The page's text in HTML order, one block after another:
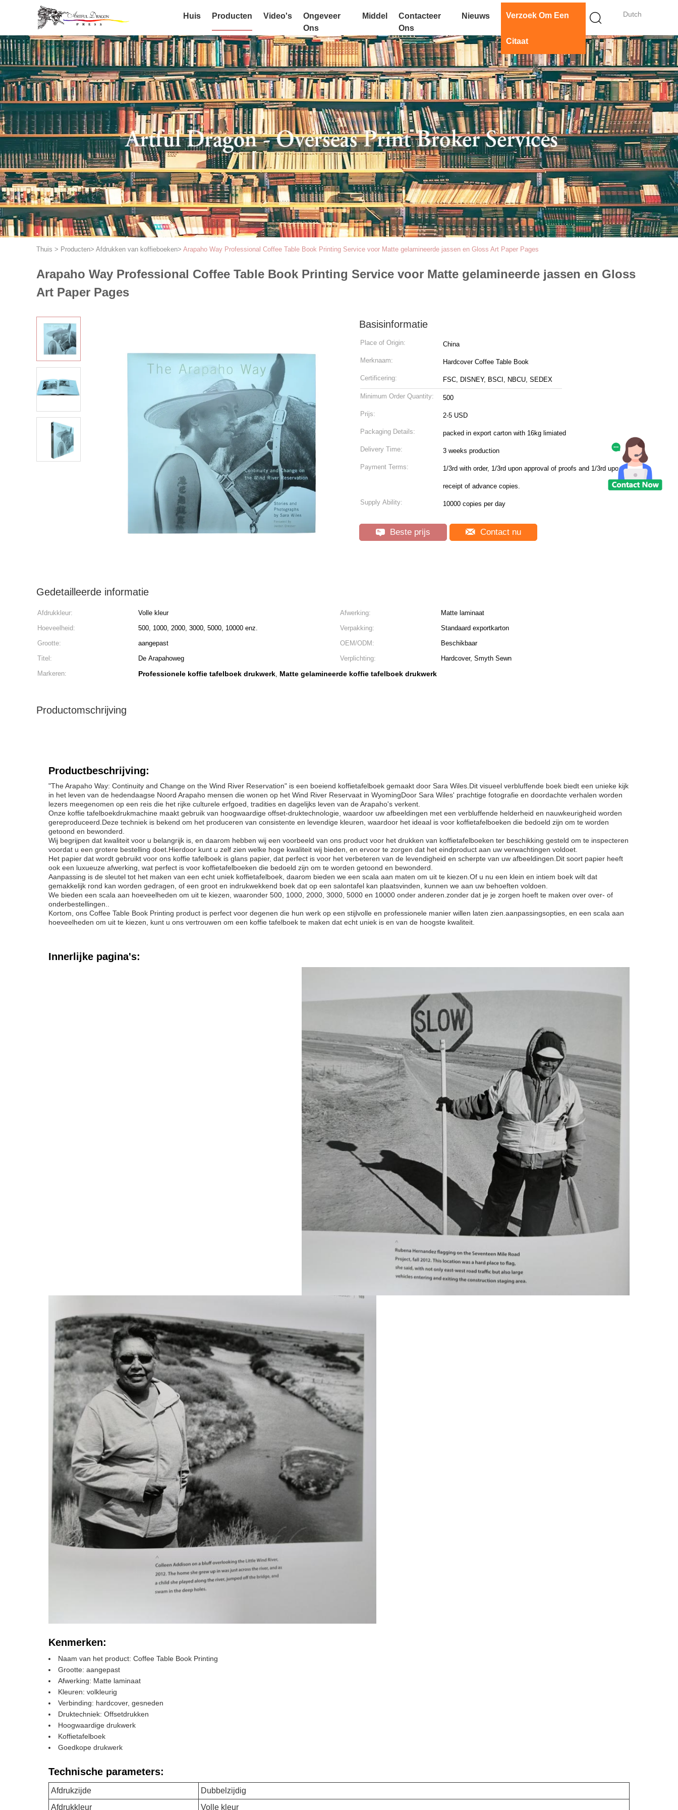
Dutch
Huis Producten Video's
Ongeveer
Ons
Middel
Contacteer
Ons
Nieuws Verzoek Om Een
Citaat
Thuis > Producten> Afdrukken van koffieboeken> Arapaho Way Professional Coffee Table Book Printing Service voor Matte gelamineerde jassen en Gloss Art Paper Pages
Arapaho Way Professional Coffee Table Book Printing Service voor Matte gelamineerde jassen en Gloss
Art Paper Pages
Basisinformatie
Place of Origin: China
Merknaam: Hardcover Coffee Table Book
Certificering: FSC, DISNEY, BSCI, NBCU, SEDEX
Minimum Order Quantity: 500
Prijs: 2-5 USD
Packaging Details: packed in export carton with 16kg limiated
Delivery Time: 3 weeks production
Payment Terms: 1/3rd with order, 1/3rd upon approval of proofs and 1/3rd upon
receipt of advance copies.
Supply Ability: 10000 copies per day
Beste prijs Contact nu
Gedetailleerde informatie
Afdrukkleur: Volle kleur Afwerking:
Matte laminaat
Hoeveelheid:
500, 1000, 2000, 3000, 5000, 10000 enz. Verpakking:
Standaard exportkarton
Grootte:
aangepast OEM/ODM:
Beschikbaar
Titel:
De Arapahoweg Verplichting:
Hardcover, Smyth Sewn
Markeren:
Professionele koffie tafelboek drukwerk, Matte gelamineerde koffie tafelboek drukwerk
Productomschrijving
Productbeschrijving:
"The Arapaho Way: Continuity and Change on the Wind River Reservation" is een boeiend koffietafelboek gemaakt door Sara Wiles.Dit visueel verbluffende boek biedt een unieke kijk
in het leven van de hedendaagse Noord Arapaho mensen die wonen op het Wind River Reservaat in WyomingDoor Sara Wiles' prachtige fotografie en doordachte verhalen worden
lezers meegenomen op een reis die het rijke culturele erfgoed, tradities en dagelijks leven van de Arapaho's verkent.
Onze koffie tafelboekdrukmachine maakt gebruik van hoogwaardige offset-druktechnologie, waardoor uw afbeeldingen met een verbluffende helderheid en nauwkeurigheid worden
gereproduceerd.Deze techniek is bekend om het produceren van consistente en levendige kleuren, waardoor het ideaal is voor koffietafelboeken die bedoeld zijn om te worden
getoond en bewonderd.
Wij begrijpen dat kwaliteit voor u belangrijk is, en daarom hebben wij een voorbeeld van ons product voor het drukken van koffietafelboeken ter beschikking gesteld om te inspecteren
voordat u een grotere bestelling doet.Hierdoor kunt u zelf zien welke hoge kwaliteit wij bieden, en ervoor te zorgen dat het eindproduct aan uw verwachtingen voldoet.
Het papier dat wordt gebruikt voor ons koffie tafelboek is glans papier, dat perfect is voor het verbeteren van de levendigheid en scherpte van uw afbeeldingen.Dit soort papier heeft
ook een luxueuze afwerking, wat perfect is voor koffietafelboeken die bedoeld zijn om te worden getoond en bewonderd.
Aanpassing is de sleutel tot het maken van een echt uniek koffietafelboek, daarom bieden we een scala aan maten om uit te kiezen.Of u nu een klein en intiem boek wilt dat
gemakkelijk rond kan worden gedragen, of een groot en indrukwekkend boek dat op een salontafel kan plaatsvinden, kunnen we aan uw behoeften voldoen.
We bieden een scala aan hoeveelheden om uit te kiezen, waaronder 500, 1000, 2000, 3000, 5000 en 10000 onder anderen.zonder dat je je zorgen hoeft te maken over over- of
onderbestellingen..
Kortom, ons Coffee Table Book Printing product is perfect voor degenen die hun werk op een stijlvolle en professionele manier willen laten zien.aanpassingsopties, en een scala aan
hoeveelheden om uit te kiezen, kunt u ons vertrouwen om een koffie tafelboek te maken dat echt uniek is en van de hoogste kwaliteit.
Innerlijke pagina's:
Kenmerken:
Naam van het product: Coffee Table Book Printing
Grootte: aangepast
Afwerking: Matte laminaat
Kleuren: volkleurig
Verbinding: hardcover, gesneden
Druktechniek: Offsetdrukken
Hoogwaardige drukwerk
Koffietafelboek
Goedkope drukwerk
Technische parameters:
Afdrukzijde
Dubbelzijdig
Afdrukkleur
Volle kleur